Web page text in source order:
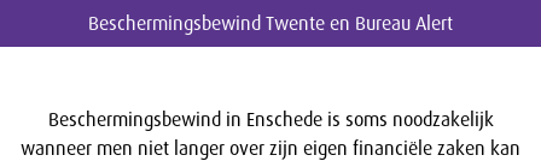
Beschermingsbewind Twente en Bureau Alert
Beschermingsbewind in Enschede is soms noodzakelijk
wanneer men niet langer over zijn eigen financiële zaken kan